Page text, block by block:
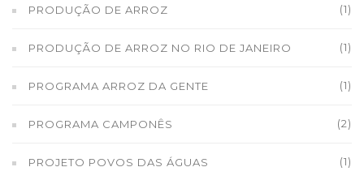
PRODUÇÃO DE ARROZ (1)
PRODUÇÃO DE ARROZ NO RIO DE JANEIRO (1)
PROGRAMA ARROZ DA GENTE (1)
PROGRAMA CAMPONÊS (2)
PROJETO POVOS DAS ÁGUAS (1)